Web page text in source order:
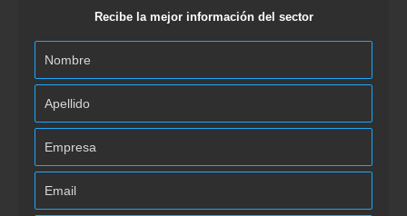
Recibe la mejor información del sector